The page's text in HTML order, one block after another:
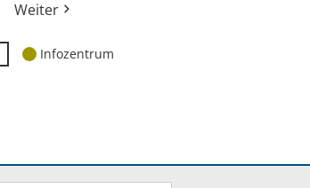
Weiter
Infozentrum